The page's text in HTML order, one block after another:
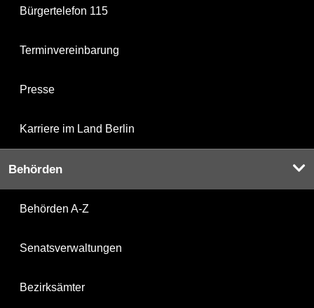
Bürgertelefon 115
Terminvereinbarung
Presse
Karriere im Land Berlin
Behörden
Behörden A-Z
Senatsverwaltungen
Bezirksämter